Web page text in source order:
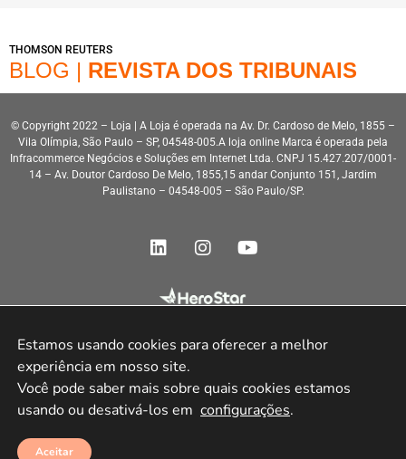
THOMSON REUTERS
BLOG | REVISTA DOS TRIBUNAIS
© Copyright 2022 – Loja | A Loja é operada na Av. Dr. Cardoso de Melo, 1855 –
Vila Olímpia, São Paulo – SP, 04548-005.A loja online Marca é operada pela
Infracommerce Negócios e Soluções em Internet Ltda. CNPJ 15.427.207/0001-
14 – Av. Doutor Cardoso De Melo, 1855,15 andar Conjunto 151, Jardim
Paulistano – 04548-005 – São Paulo/SP.
Estamos usando cookies para oferecer a melhor
experiência em nosso site.
Você pode saber mais sobre quais cookies estamos
usando ou desativá-los em configurações.
Aceitar